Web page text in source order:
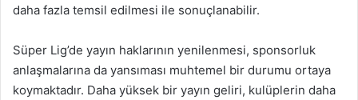
daha fazla temsil edilmesi ile sonuçlanabilir.
Süper Lig’de yayın haklarının yenilenmesi, sponsorluk
anlaşmalarına da yansıması muhtemel bir durumu ortaya
koymaktadır. Daha yüksek bir yayın geliri, kulüplerin daha